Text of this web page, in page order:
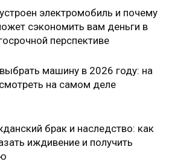
электромобиль и почему
сэкономить вам деньги в
перспективе
машину в 2026 году: на
на самом деле
брак и наследство: как
иждивение и получить